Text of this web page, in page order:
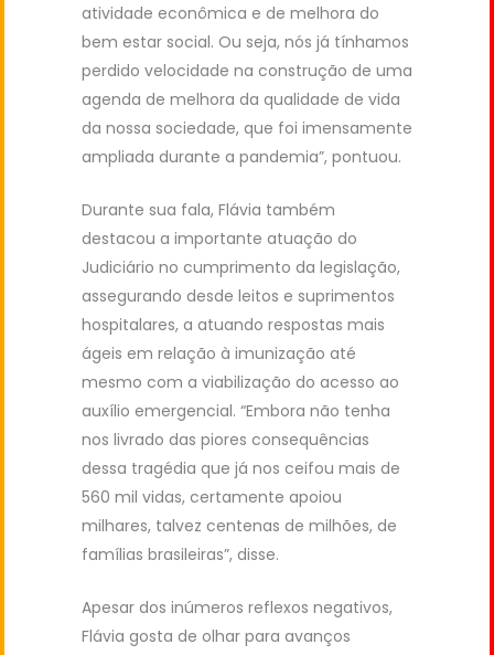
atividade econômica e de melhora do
bem estar social. Ou seja, nós já tínhamos
perdido velocidade na construção de uma
agenda de melhora da qualidade de vida
da nossa sociedade, que foi imensamente
ampliada durante a pandemia”, pontuou.
Durante sua fala, Flávia também
destacou a importante atuação do
Judiciário no cumprimento da legislação,
assegurando desde leitos e suprimentos
hospitalares, a atuando respostas mais
ágeis em relação à imunização até
mesmo com a viabilização do acesso ao
auxílio emergencial. “Embora não tenha
nos livrado das piores consequências
dessa tragédia que já nos ceifou mais de
560 mil vidas, certamente apoiou
milhares, talvez centenas de milhões, de
famílias brasileiras”, disse.
Apesar dos inúmeros reflexos negativos,
Flávia gosta de olhar para avanços